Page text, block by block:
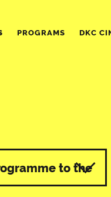
PROGRAMS DKC
to the